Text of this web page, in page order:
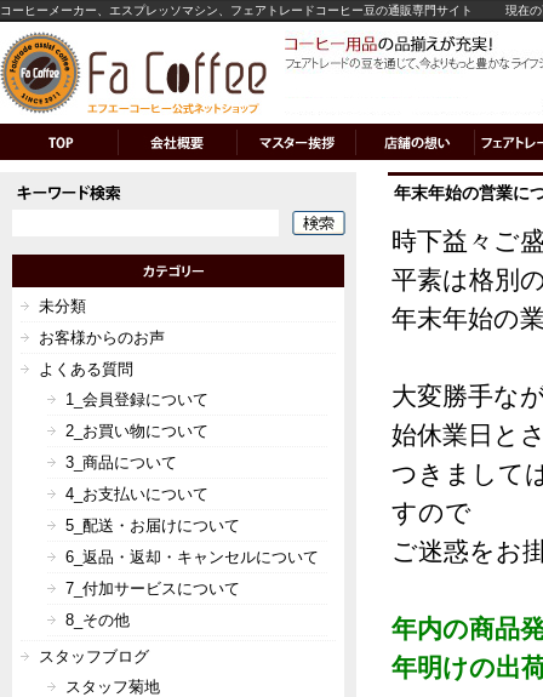
コーヒーメーカー、エスプレッソマシン、フェアトレードコーヒー豆の通販専門サイト 現在
年末年始の営業に
時下益々ご
平素は格別
年末年始の
大変勝手な
始休業日と
つきまして
すので
ご迷惑をお
年内の商品
年明けの出
未分類
お客様からのお声
よくある質問
1_会員登録について
2_お買い物について
3_商品について
4_お支払いについて
5_配送・お届けについて
6_返品・返却・キャンセルについて
7_付加サービスについて
8_その他
スタッフブログ
スタッフ菊地